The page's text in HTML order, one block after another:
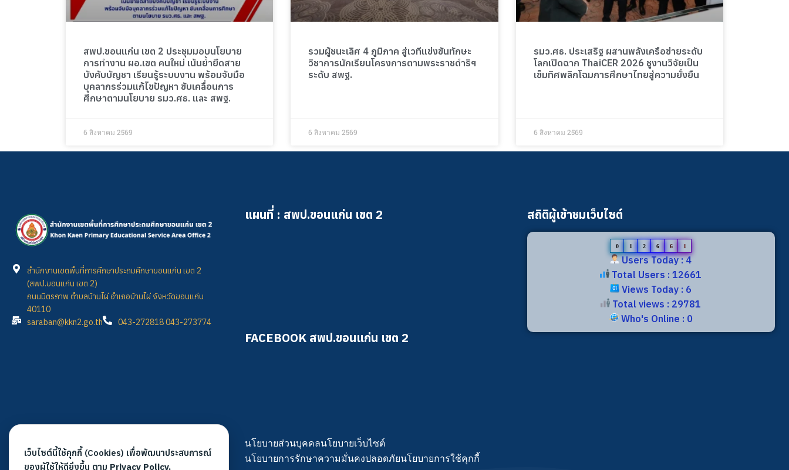
สพป.ขอนแก่น เขต 2 ประชุมมอบนโยบาย
การทำงาน ผอ.เขต คนใหม่ เน้นย้ำยึดสาย
บังคับบัญชา เรียนรู้ระบบงาน พร้อมจับมือ
บุคลากรร่วมแก้ไขปัญหา ขับเคลื่อนการ
ศึกษาตามนโยบาย รมว.ศธ. และ สพฐ.
6 สิงหาคม 2569
รวมผู้ชนะเลิศ 4 ภูมิภาค สู่เวทีแข่งขันทักษะ
วิชาการนักเรียนโครงการตามพระราชดำริฯ
ระดับ สพฐ.
6 สิงหาคม 2569
รมว.ศธ. ประเสริฐ ผสานพลังเครือข่ายระดับ
โลกเปิดฉาก ThaiCER 2026 ชูงานวิจัยเป็น
เข็มทิศพลิกโฉมการศึกษาไทยสู่ความยั่งยืน
6 สิงหาคม 2569
สำนักงานเขตพื้นที่การศึกษาประถมศึกษาขอนแก่น เขต 2
(สพป.ขอนแก่น เขต 2)
ถนนมิตรภาพ ตำบลบ้านไผ่ อำเภอบ้านไผ่ จังหวัดขอนแก่น
40110
saraban@kkn2.go.th
043-272818 043-273774
แผนที่ : สพป.ขอนแก่น เขต 2
FACEBOOK สพป.ขอนแก่น เขต 2
นโยบายส่วนบุคคลนโยบายเว็บไซต์
นโยบายการรักษาความมั่นคงปลอดภัยนโยบายการใช้คุกกี้
สถิติผู้เข้าชมเว็บไซต์
0 1 2 6 6 1
Users Today : 4
Total Users : 12661
Views Today : 6
Total views : 29781
Who's Online : 0
เว็บไซต์นี้ใช้คุกกี้ (Cookies) เพื่อพัฒนาประสบการณ์
ของผู้ใช้ให้ดียิ่งขึ้น ตาม Privacy Policy.